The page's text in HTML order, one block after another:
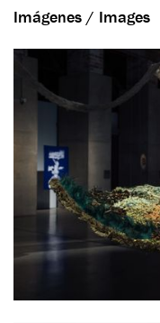
Imágenes / Images